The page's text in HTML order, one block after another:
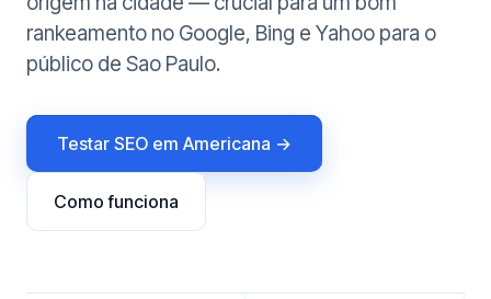
rankeamento no Google, Bing e Yahoo para o
público de Sao Paulo.
Testar SEO em Americana →
Como funciona